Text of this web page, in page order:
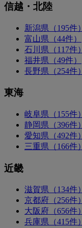
信越・北陸
新潟県（195件）
富山県（44件）
石川県（117件）
福井県（49件）
長野県（254件）
東海
岐阜県（155件）
静岡県（396件）
愛知県（492件）
三重県（166件）
近畿
滋賀県（134件）
京都府（256件）
大阪府（656件）
兵庫県（415件）